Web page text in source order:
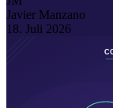
Javier Manzano
18. Juli 2026